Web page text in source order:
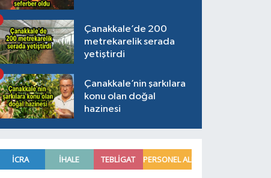
Çanakkale’de 200
metrekarelik serada
yetiştirdi
Çanakkale’nin şarkılara
konu olan doğal
hazinesi